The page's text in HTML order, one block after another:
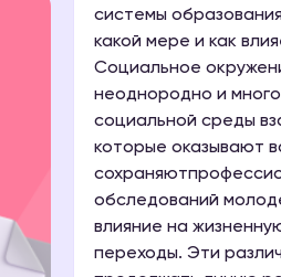
системы
какой мере и как
Социальное
неоднородно и
социальной среды
которые оказывают
обследований
влияние на
переходы. Эти